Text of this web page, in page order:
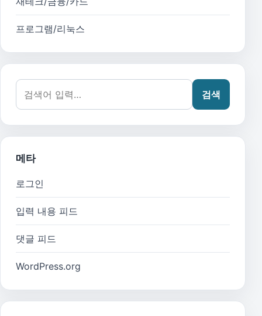
프로그램/리눅스
검색어:
검색
메타
로그인
입력 내용 피드
댓글 피드
WordPress.org